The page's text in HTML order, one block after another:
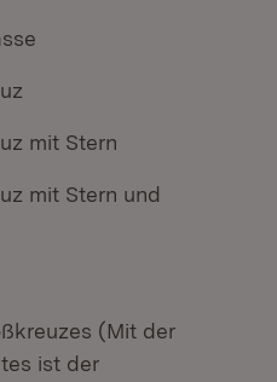
mit Stern
mit Stern und
(Mit der
ist der